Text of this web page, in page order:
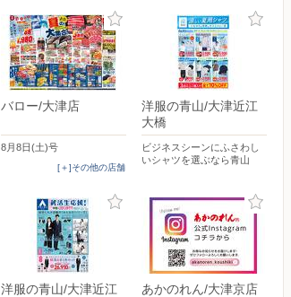
バロー/大津店
8月8日(土)号
[＋]その他の店舗
洋服の青山/大津近江
大橋
ビジネスシーンにふさわし
いシャツを選ぶなら青山
洋服の青山/大津近江
あかのれん/大津京店